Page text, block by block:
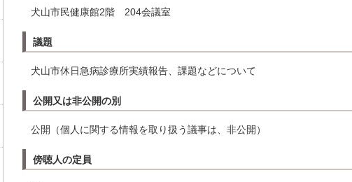
犬山市民健康館2階 204会議室
議題
犬山市休日急病診療所実績報告、課題などについて
公開又は非公開の別
公開（個人に関する情報を取り扱う議事は、非公開）
傍聴人の定員